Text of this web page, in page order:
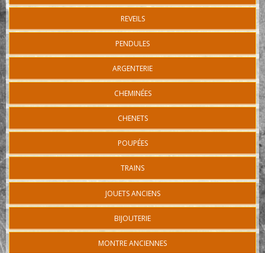
REVEILS
PENDULES
ARGENTERIE
CHEMINÉES
CHENETS
POUPÉES
TRAINS
JOUETS ANCIENS
BIJOUTERIE
MONTRE ANCIENNES